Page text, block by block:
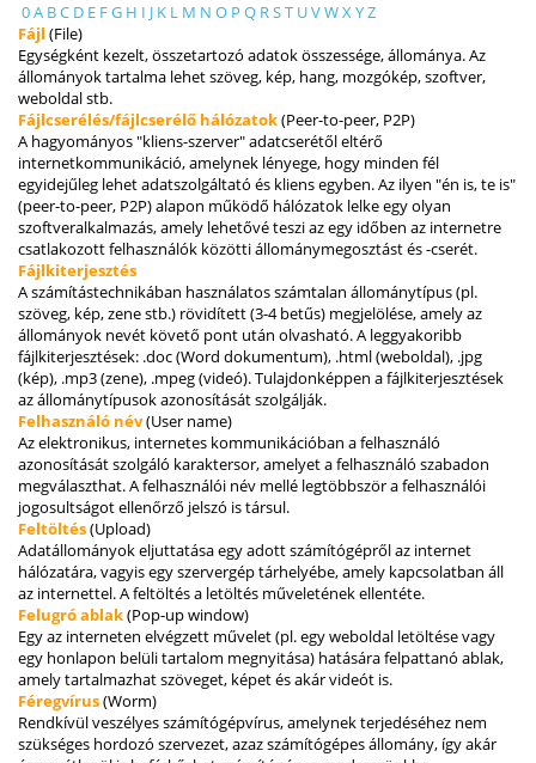
0A BC D E FG H I J K L M N O P Q RST UVWXYZ
Fájl (File)
Egységként kezelt, összetartozó adatok összessége, állománya. Az
állományok tartalma lehet szöveg, kép, hang, mozgókép, szoftver,
weboldal stb.
Fájlcserélés/fájlcserélő hálózatok(Peer-to-peer, P2P)
A hagyományos "kliens-szerver" adatcserétől eltérő
internetkommunikáció, amelynek lényege, hogy minden fél
egyidejűleg lehet adatszolgáltató és kliens egyben. Az ilyen "én is, te is"
(peer-to-peer, P2P) alapon működő hálózatok lelke egy olyan
szoftveralkalmazás, amely lehetővé teszi az egy időben az internetre
csatlakozott felhasználók közötti állománymegosztást és -cserét.
Fájlkiterjesztés
A számítástechnikában használatos számtalan állománytípus (pl.
szöveg, kép, zene stb.) rövidített (3-4 betűs) megjelölése, amely az
állományok nevét követő pont után olvasható. A leggyakoribb
fájlkiterjesztések: .doc (Word dokumentum), .html (weboldal), .jpg
(kép), .mp3 (zene), .mpeg (videó). Tulajdonképpen a fájlkiterjesztések
az állománytípusok azonosítását szolgálják.
Felhasználó név(User name)
Az elektronikus, internetes kommunikációban a felhasználó
azonosítását szolgáló karaktersor, amelyet a felhasználó szabadon
megválaszthat. A felhasználói név mellé legtöbbször a felhasználói
jogosultságot ellenőrző jelszó is társul.
Feltöltés(Upload)
Adatállományok eljuttatása egy adott számítógépről az internet
hálózatára, vagyis egy szervergép tárhelyébe, amely kapcsolatban áll
az internettel. A feltöltés a letöltés műveletének ellentéte.
Felugró ablak(Pop-up window)
Egy az interneten elvégzett művelet (pl. egy weboldal letöltése vagy
egy honlapon belüli tartalom megnyitása) hatására felpattanó ablak,
amely tartalmazhat szöveget, képet és akár videót is.
Féregvírus(Worm)
Rendkívül veszélyes számítógépvírus, amelynek terjedéséhez nem
szükséges hordozó szervezet, azaz számítógépes állomány, így akár